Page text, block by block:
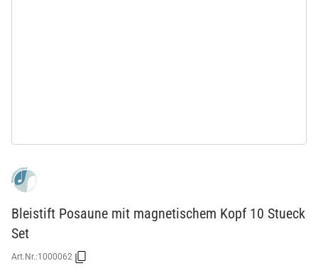
Bleistift Posaune mit magnetischem Kopf 10 Stueck
Set
Art.Nr.:1000062